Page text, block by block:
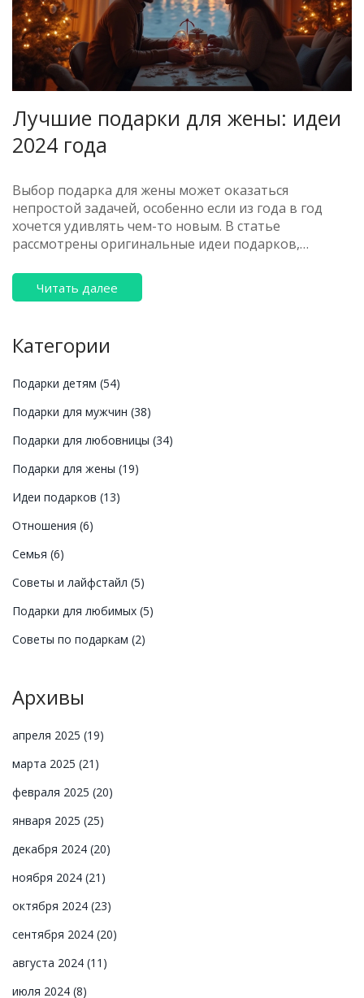
Лучшие подарки для жены: идеи
2024 года
Выбор подарка для жены может оказаться
непростой задачей, особенно если из года в год
хочется удивлять чем-то новым. В статье
рассмотрены оригинальные идеи подарков,
создать уникальные моменты. Независимо от
характера и интересов вашей жены, вы сможете
вариантов до современных трендов, статья
ваш выбор легким и взвешенным.
Читать далее
Категории
Подарки детям (54)
Подарки для мужчин (38)
Подарки для любовницы (34)
Подарки для жены (19)
Идеи подарков (13)
Отношения (6)
Семья (6)
Советы и лайфстайл (5)
Подарки для любимых (5)
Советы по подаркам (2)
Архивы
апреля 2025 (19)
марта 2025 (21)
февраля 2025 (20)
января 2025 (25)
декабря 2024 (20)
ноября 2024 (21)
октября 2024 (23)
сентября 2024 (20)
августа 2024 (11)
июля 2024 (8)